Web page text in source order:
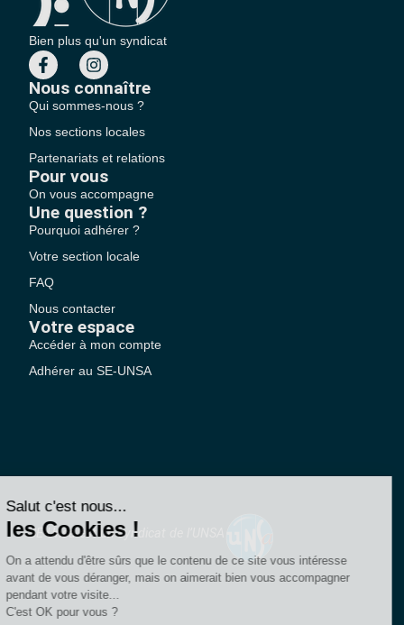
Bien plus qu'un syndicat
Nous connaître
Qui sommes-nous ?
Nos sections locales
Partenariats et relations
Pour vous
On vous accompagne
Une question ?
Pourquoi adhérer ?
Votre section locale
FAQ
Nous contacter
Votre espace
Accéder à mon compte
Adhérer au SE-UNSA
SE-Unsa est un syndicat de l’UNSA